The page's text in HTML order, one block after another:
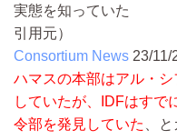
実態を知っていた
引用元）
Consortium News 23/11/
ハマスの本部はアル・
していたが、IDFはすで
令部を発見していた 、と